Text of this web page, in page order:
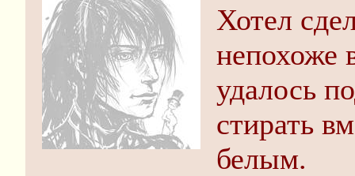
Хотел
непохоже
удалось
стирать
белым.